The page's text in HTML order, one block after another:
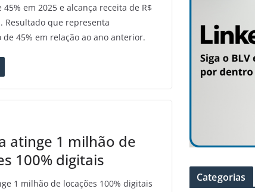
em 2025 e alcança receita de R$
Resultado que representa
45% em relação ao ano anterior.
atinge 1 milhão de
100% digitais
1 milhão de locações 100% digitais
Categorias